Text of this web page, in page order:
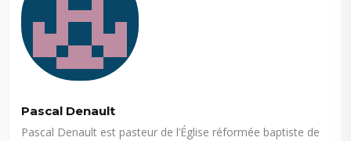
Pascal Denault
Pascal Denault est pasteur de l’Église réformée baptiste de